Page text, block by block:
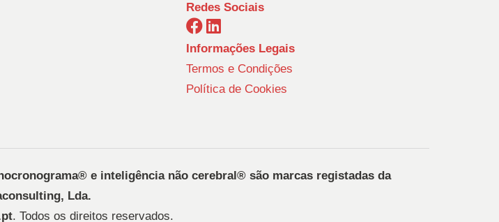
Redes Sociais
Informações Legais
Termos e Condições
Política de Cookies
e inteligência não cerebral®️ são marcas registadas da
Lda.
. Todos os direitos reservados.